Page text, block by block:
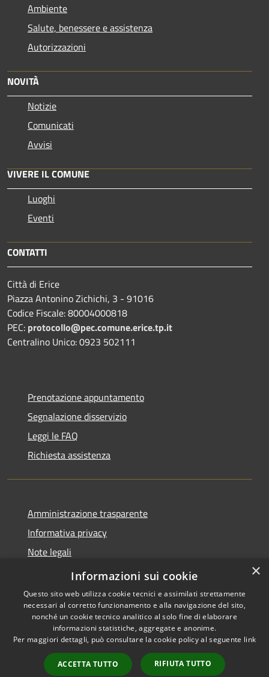
Ambiente
Salute, benessere e assistenza
Autorizzazioni
NOVITÀ
Notizie
Comunicati
Avvisi
VIVERE IL COMUNE
Luoghi
Eventi
CONTATTI
Città di Erice
Piazza Antonino Zichichi, 3 - 91016
Codice Fiscale: 80004000818
PEC: protocollo@pec.comune.erice.tp.it
Centralino Unico: 0923 502111
Prenotazione appuntamento
Segnalazione disservizio
Leggi le FAQ
Richiesta assistenza
Amministrazione trasparente
Informativa privacy
Note legali
Dichiarazione di accessibilità
Accessibilità
Copyright © 2026 • Città di
Erice • Powered by
Municipium•
Accesso
×
Informazioni sui cookie
Questo sito web utilizza cookie tecnici e assimilati strettamente
necessari al corretto funzionamento e alla navigazione del sito,
nonché un cookie tecnico analitico al solo fine di elaborare
informazioni statistiche, aggregate e anonime.
Per maggiori dettagli, può consultare la cookie policy al seguente link
ACCETTA TUTTO RIFIUTA TUTTO